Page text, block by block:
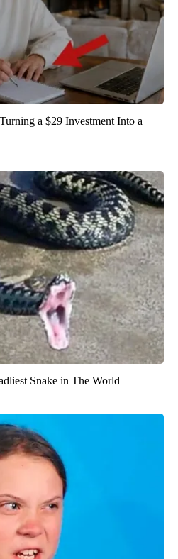
a $29 Investment Into a
Snake in The World